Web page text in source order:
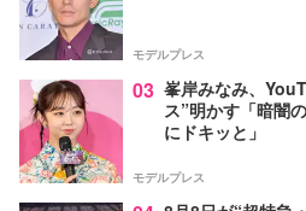
モデルプレス
03 峯岸みなみ、
ス”明かす「暗闇
にドキッと」
モデルプレス